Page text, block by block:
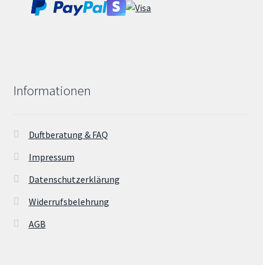
Informationen
Duftberatung & FAQ
Impressum
Datenschutzerklärung
Widerrufsbelehrung
AGB